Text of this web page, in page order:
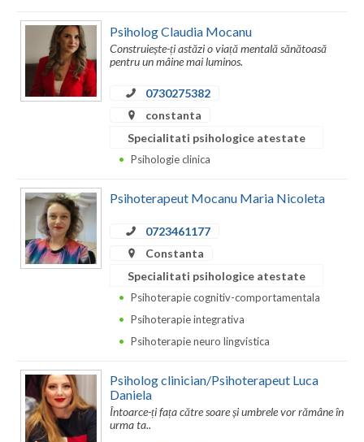
Mehedinti
Mures
Neamt
Salaj
Satu-Mare
Sibiu
Tulcea
Valcea
Psiholog Claudia Mocanu
Construiește-ți astăzi o viață mentală sănătoasă
pentru un mâine mai luminos.
0730275382
constanta
Specialitati psihologice atestate
Psihologie clinica
Psihoterapeut Mocanu Maria Nicoleta
0723461177
Constanta
Specialitati psihologice atestate
Psihoterapie cognitiv-comportamentala
Psihoterapie integrativa
Psihoterapie neuro lingvistica
Psiholog clinician/Psihoterapeut Luca
Daniela
Întoarce-ți fața către soare și umbrele vor rămâne în
urma ta..